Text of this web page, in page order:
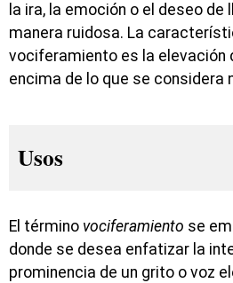
la ira, la emoción o el deseo
manera ruidosa. La
vociferamiento es la elevación
encima de lo que se considera
Usos
El término vociferamiento se
donde se desea enfatizar la
prominencia de un grito o voz